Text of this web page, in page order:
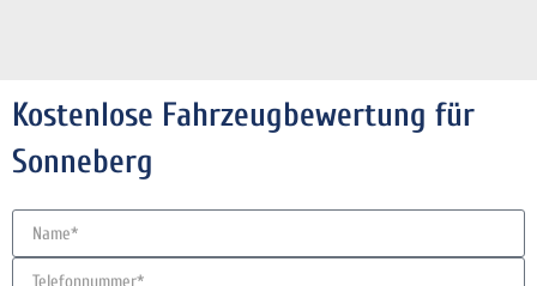
Kostenlose Fahrzeugbewertung für
Sonneberg